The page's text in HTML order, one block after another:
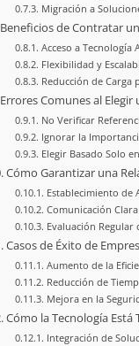
Migración a
Beneficios de Contratar
Acceso a Tecnología
Flexibilidad y
Reducción de Carga
Errores Comunes al
No Verificar
Ignorar la
Elegir Basado Solo
Cómo Garantizar una
Establecimiento de
Comunicación
Evaluación Regular
Casos de Éxito de
Aumento de la
Reducción de
Mejora en la
Cómo la Tecnología
Integración de